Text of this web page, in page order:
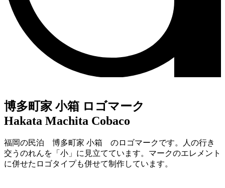
博多町家 小箱 ロゴマーク
Hakata Machita Cobaco
福岡の民泊 博多町家 小箱 のロゴマークです。人の行き
交うのれんを「小」に見立てています。マークのエレメント
に併せたロゴタイプも併せて制作しています。